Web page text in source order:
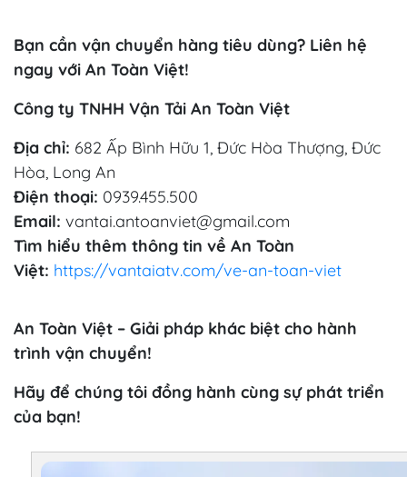
Bạn cần vận chuyển hàng tiêu dùng? Liên hệ
ngay với An Toàn Việt!
Công ty TNHH Vận Tải An Toàn Việt
Địa chỉ: 682 Ấp Bình Hữu 1, Đức Hòa Thượng, Đức
Hòa, Long An
Điện thoại: 0939.455.500
Email: vantai.antoanviet@gmail.com
Tìm hiểu thêm thông tin về An Toàn
Việt: https://vantaiatv.com/ve-an-toan-viet
An Toàn Việt – Giải pháp khác biệt cho hành
trình vận chuyển!
Hãy để chúng tôi đồng hành cùng sự phát triển
của bạn!